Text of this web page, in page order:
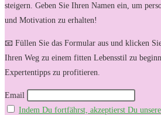
steigern. Geben Sie Ihren Namen ein, um
und Motivation zu erhalten!
📧 Füllen Sie das Formular aus und klicken
Ihren Weg zu einem fitten Lebensstil zu
Expertentipps zu profitieren.
Email
Indem Du fortfährst, akzeptierst Du